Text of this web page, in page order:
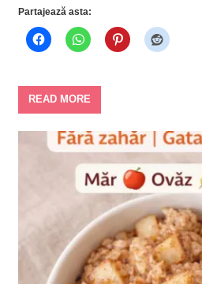
Partajează asta:
READ MORE